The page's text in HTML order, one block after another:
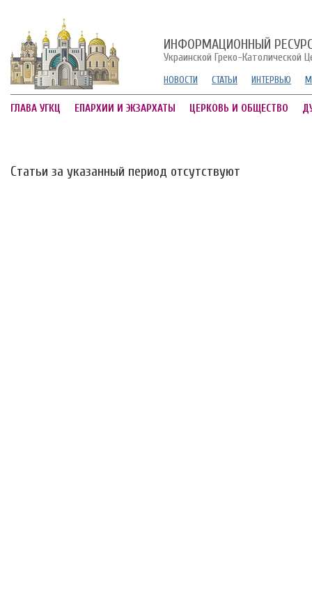
ИНФОРМАЦИОННЫЙ
Украинской Греко-Католической
НОВОСТИ СТАТЬИ ИНТЕРВЬЮ
ГЛАВА УГКЦ ЕПАРХИИ И ЭКЗАРХАТЫ ЦЕРКОВЬ И ОБЩЕСТВО
Статьи за указанный период отсутствуют